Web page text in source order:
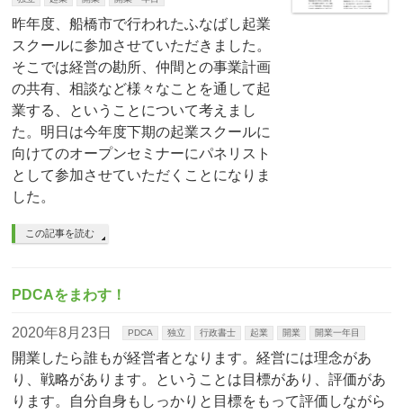
昨年度、船橋市で行われたふなばし起業
スクールに参加させていただきました。
そこでは経営の勘所、仲間との事業計画
の共有、相談など様々なことを通して起
業する、ということについて考えまし
た。明日は今年度下期の起業スクールに
向けてのオープンセミナーにパネリスト
として参加させていただくことになりま
した。
この記事を読む
PDCAをまわす！
2020年8月23日 PDCA 独立 行政書士 起業 開業 開業一年目
開業したら誰もが経営者となります。経営には理念があ
り、戦略があります。ということは目標があり、評価があ
ります。自分自身もしっかりと目標をもって評価しながら